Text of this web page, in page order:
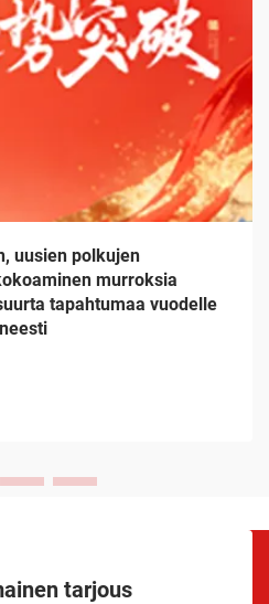
uusien polkujen
murroksia
tapahtumaa vuodelle
tarjous